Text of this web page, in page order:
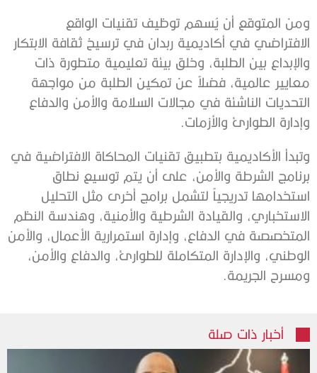
ومن المتوقع أن يُسهم توظيف تقنيات الواقع
الافتراضي في أكاديمية ربدان في ترسيخ ثقافة الابتكار
والإبداع بين الطلبة، وخلق بيئة تعليمية متطورة ذات
معايير عالمية، فضلاً عن تمكين الطلبة من مواجهة
التحديات الناشئة في مجالات السلامة والأمن والدفاع
وإدارة الطوارئ والأزمات.
وتبدأ الأكاديمية بتطبيق تقنيات المحاكاة الافتراضية في
برنامج الشرطة والأمن، على أن يتم توسيع نطاق
استخدامها تدريجياً لتشمل برامج أخرى مثل التحليل
الاستخباري، والقيادة الشرطية والأمنية، وهندسة النظم
المتخصصة في الدفاع، وإدارة استمرارية الأعمال، والأمن
الوطني، والإدارة المتكاملة للطوارئ، والدفاع والأمن،
ومسرح الجريمة.
أخبار ذات صلة